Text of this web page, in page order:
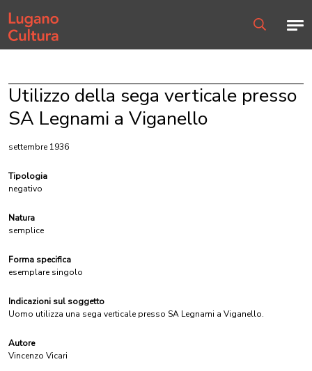
Home page
Utilizzo della sega verticale presso
SA Legnami a Viganello
settembre 1936
Tipologia
negativo
Natura
semplice
Forma specifica
esemplare singolo
Indicazioni sul soggetto
Uomo utilizza una sega verticale presso SA Legnami a Viganello.
Autore
Vincenzo Vicari